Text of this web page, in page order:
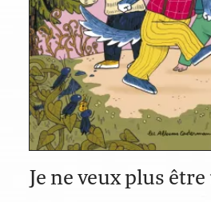
Je ne veux plus